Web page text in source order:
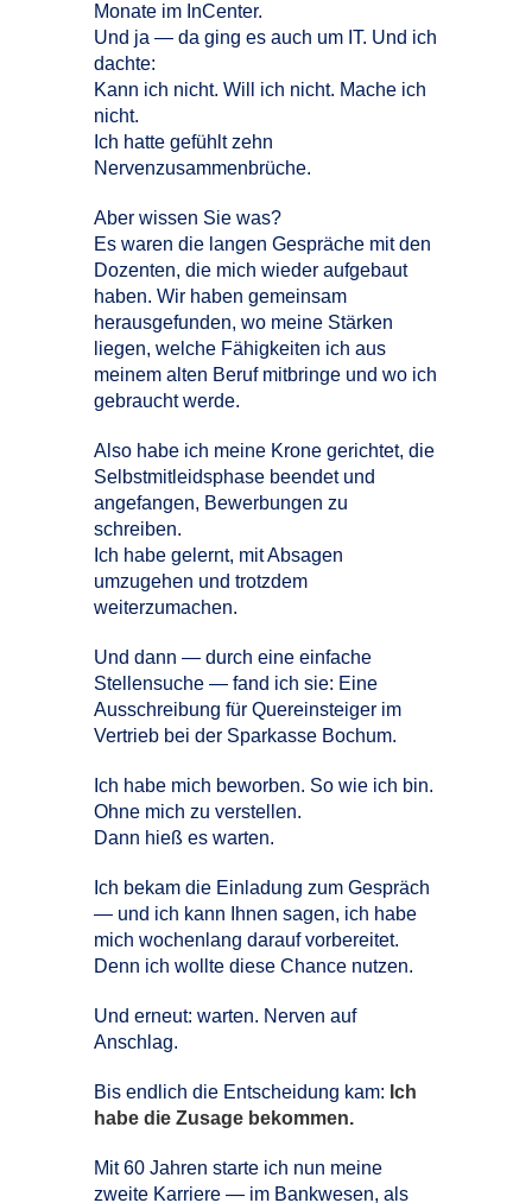
Monate im InCenter.
Und ja — da ging es auch um IT. Und ich
dachte:
Kann ich nicht. Will ich nicht. Mache ich
nicht.
Ich hatte gefühlt zehn
Nervenzusammenbrüche.
Aber wissen Sie was?
Es waren die langen Gespräche mit den
Dozenten, die mich wieder aufgebaut
haben. Wir haben gemeinsam
herausgefunden, wo meine Stärken
liegen, welche Fähigkeiten ich aus
meinem alten Beruf mitbringe und wo ich
gebraucht werde.
Also habe ich meine Krone gerichtet, die
Selbstmitleidsphase beendet und
angefangen, Bewerbungen zu
schreiben.
Ich habe gelernt, mit Absagen
umzugehen und trotzdem
weiterzumachen.
Und dann — durch eine einfache
Stellensuche — fand ich sie: Eine
Ausschreibung für Quereinsteiger im
Vertrieb bei der Sparkasse Bochum.
Ich habe mich beworben. So wie ich bin.
Ohne mich zu verstellen.
Dann hieß es warten.
Ich bekam die Einladung zum Gespräch
— und ich kann Ihnen sagen, ich habe
mich wochenlang darauf vorbereitet.
Denn ich wollte diese Chance nutzen.
Und erneut: warten. Nerven auf
Anschlag.
Bis endlich die Entscheidung kam: Ich
habe die Zusage bekommen.
Mit 60 Jahren starte ich nun meine
zweite Karriere — im Bankwesen, als